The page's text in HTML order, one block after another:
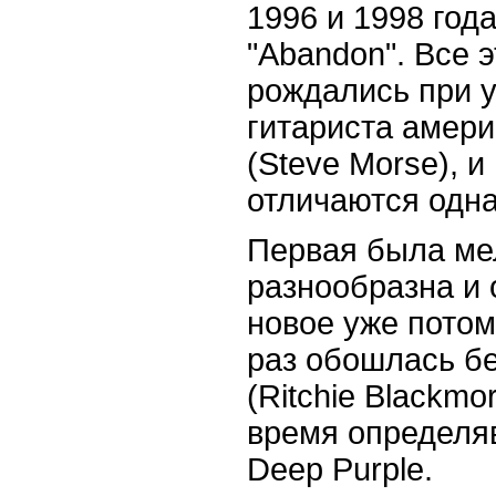
1996 и 1998
"Abandon". Все
рождались при
гитариста
(Steve Morse), и
отличаются
Первая была
разнообразна
новое уже
раз обошлась
(Ritchie
время
Deep Purple.